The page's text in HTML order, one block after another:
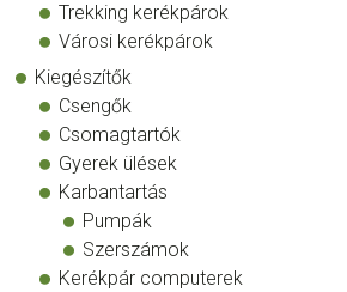
Trekking kerékpárok
Városi kerékpárok
Kiegészítők
Csengők
Csomagtartók
Gyerek ülések
Karbantartás
Pumpák
Szerszámok
Kerékpár computerek